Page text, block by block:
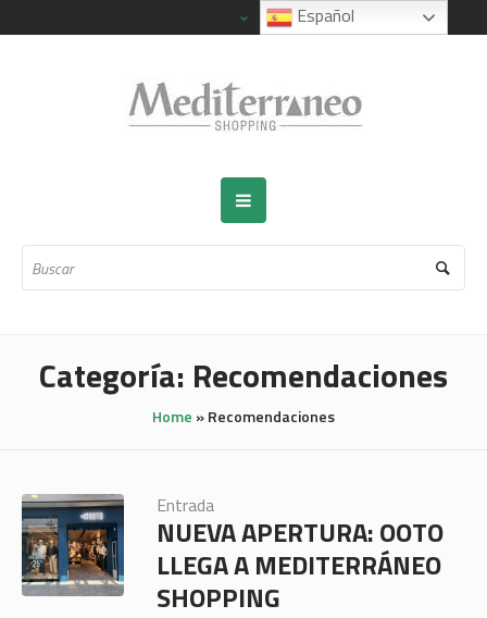
Categoría: Recomendaciones
Home »Recomendaciones
Entrada
NUEVA APERTURA: OOTO
LLEGA A MEDITERRÁNEO
SHOPPING
Español